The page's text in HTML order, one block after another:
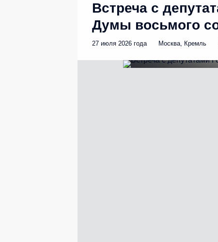
Встреча с
Думы восьмого
27 июля 2026 года Москва, Кремль